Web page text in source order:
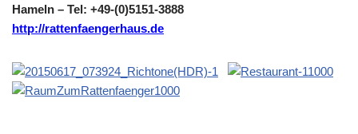
Hameln – Tel: +49-(0)5151-3888
http://rattenfaengerhaus.de